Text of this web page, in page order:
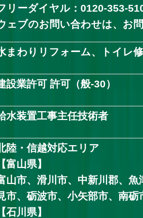
リーダイヤル： 0120-353-
ェブのお問い合わせは、 お
まわりリフォーム、トイレ
設業許可 許可（般-30）
水装置工事主任技術者
陸・信越対応エリア
【富山県】
山市、滑川市、中新川郡、
市、砺波市、小矢部市、南砺
【石川県】